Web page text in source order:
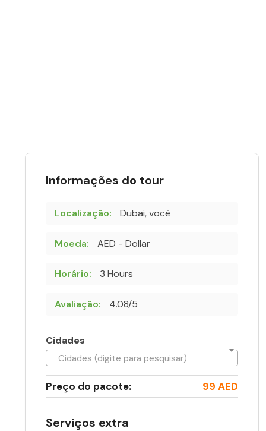
Informações do tour
Localização: Dubai, você
Moeda: AED - Dollar
Horário: 3 Hours
Avaliação: 4.08/5
Cidades
Cidades (digite para pesquisar)
Preço do pacote: 99 AED
Serviços extra